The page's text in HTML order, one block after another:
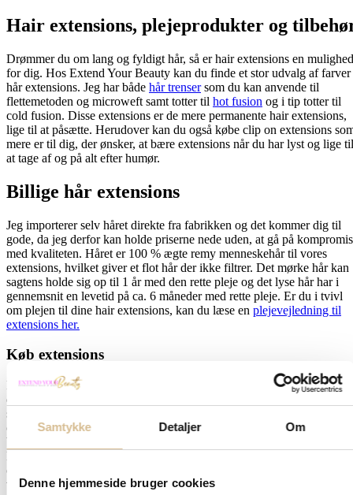
Samtykke Detaljer Om
Denne hjemmeside bruger cookies
Hair extensions, plejeprodukter og
Drømmer du om lang og fyldigt hår, så er hair extensions en mulighed
for dig. Hos Extend Your Beauty kan du finde et stor udvalg af
hår extensions. Jeg har både hår trensersom du kan anvende til
flettemetoden og microweft samt totter til hot fusion og i tip totter til
cold fusion. Disse extensions er de mere permanente hair extensions,
lige til at påsætte. Herudover kan du også købe clip on extensions
mere er til dig, der ønsker, at bære extensions når du har lyst og lige
at tage af og på alt efter humør.
Billige hår extensions
Jeg importerer selv håret direkte fra fabrikken og det kommer dig til
gode, da jeg derfor kan holde priserne nede uden, at gå på kompromis
med kvaliteten. Håret er 100 % ægte remy menneskehår til vores
extensions, hvilket giver et flot hår der ikke filtrer. Det mørke hår kan
sagtens holde sig op til 1 år med den rette pleje og det lyse hår har i
gennemsnit en levetid på ca. 6 måneder med rette pleje. Er du i tvivl
om plejen til dine hair extensions, kan du læse en plejevejledning til
extensions her.
Køb extensions
Drømmer du om længere, fyldigere og mere glansfuldt hår? Her kan
du køb extensions af høj kvalitet, der passer perfekt til dit hår og din
stil. Vi tilbyder forskellige typer extensions, herunder tape extensions,
clip-in, weft og keratin extensions, alle lavet af 100% ægte hår. Det
betyder, at du kan style, vaske og pleje dem ligesom dit naturlige hår.
Når du køb extensions hos os, får du produkter, der giver et naturligt
og holdbart resultat. Extensions kan bruges til at tilføje længde,
volumen eller skabe en komplet hårforvandling – hurtigt og nemt. Få